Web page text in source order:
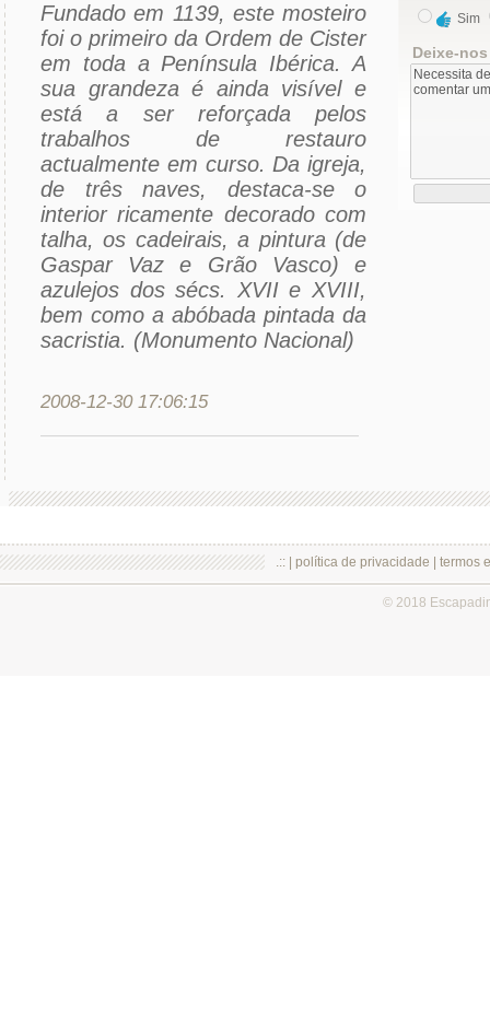
Fundado em 1139, este mosteiro
foi o primeiro da Ordem de Cister
em toda a Península Ibérica. A
sua grandeza é ainda visível e
está a ser reforçada pelos
trabalhos de restauro
actualmente em curso. Da igreja,
de três naves, destaca-se o
interior ricamente decorado com
talha, os cadeirais, a pintura (de
Gaspar Vaz e Grão Vasco) e
azulejos dos sécs. XVII e XVIII,
bem como a abóbada pintada da
sacristia. (Monumento Nacional)
2008-12-30 17:06:15
Sim
Deixe-
.:: | política de privacidade termos
© 2018